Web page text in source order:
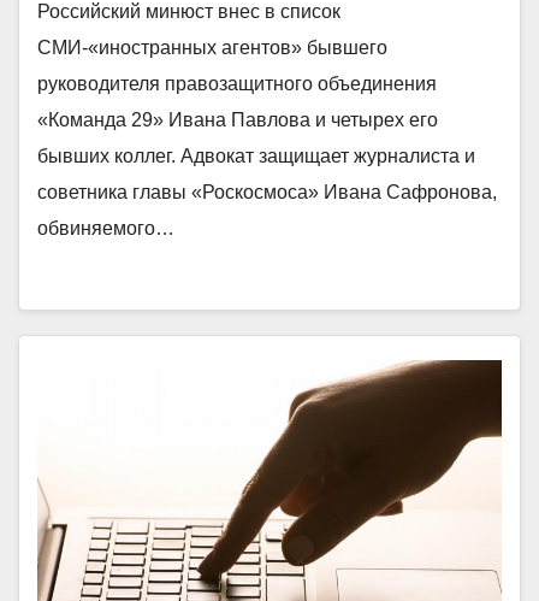
Российский минюст внес в список
СМИ-«иностранных агентов» бывшего
руководителя правозащитного объединения
«Команда 29» Ивана Павлова и четырех его
бывших коллег. Адвокат защищает журналиста и
советника главы «Роскосмоса» Ивана Сафронова,
обвиняемого…